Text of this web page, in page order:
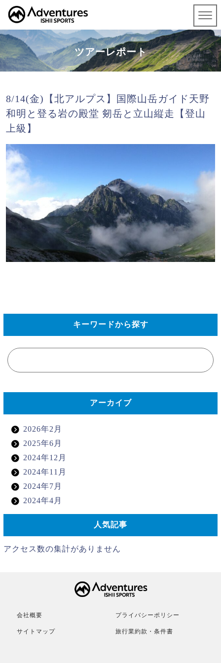
ツアーレポート
8/14(金)【北アルプス】国際山岳ガイド天野
和明と登る岩の殿堂 剱岳と立山縦走【登山
上級】
キーワードから探す
アーカイブ
2026年2月
2025年6月
2024年12月
2024年11月
2024年7月
2024年4月
人気記事
アクセス数の集計がありません
会社概要 プライバシーポリシー
サイトマップ 旅行業約款・条件書